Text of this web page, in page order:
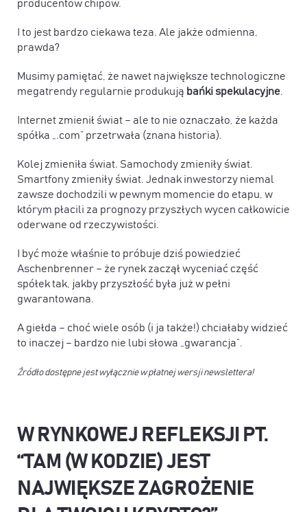
producentów chipów.
I to jest bardzo ciekawa teza. Ale jakże odmienna,
prawda?
Musimy pamiętać, że nawet największe technologiczne
megatrendy regularnie produkują bańki spekulacyjne.
Internet zmienił świat – ale to nie oznaczało, że każda
spółka „.com” przetrwała (znana historia).
Kolej zmieniła świat. Samochody zmieniły świat.
Smartfony zmieniły świat. Jednak inwestorzy niemal
zawsze dochodzili w pewnym momencie do etapu, w
którym płacili za prognozy przyszłych wycen całkowicie
oderwane od rzeczywistości.
I być może właśnie to próbuje dziś powiedzieć
Aschenbrenner – że rynek zaczął wyceniać część
spółek tak, jakby przyszłość była już w pełni
gwarantowana.
A giełda – choć wiele osób (i ja także!) chciałaby widzieć
to inaczej – bardzo nie lubi słowa „gwarancja”.
Źródło dostępne jest wyłącznie w płatnej wersji newslettera!
W RYNKOWEJ REFLEKSJI PT.
“TAM (W KODZIE) JEST
NAJWIĘKSZE ZAGROŻENIE